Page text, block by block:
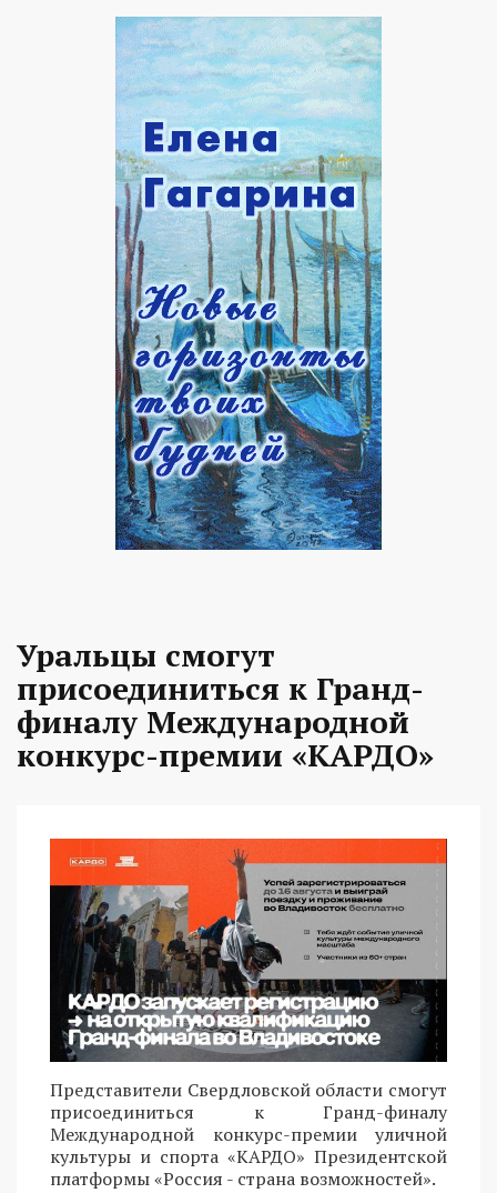
Уральцы смогут
присоединиться к Гранд-
финалу Международной
конкурс-премии «КАРДО»
Представители Свердловской области смогут
присоединиться к Гранд-финалу
Международной конкурс-премии уличной
культуры и спорта «КАРДО» Президентской
платформы «Россия - страна возможностей».